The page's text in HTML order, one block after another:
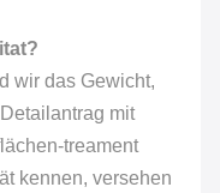
wir das Gewicht,
mit
treament
kennen, versehen